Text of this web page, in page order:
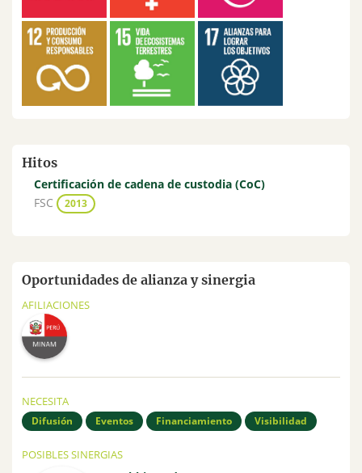
Hitos
Certificación de cadena de custodia (CoC)
FSC
2013
Oportunidades de alianza y sinergia
AFILIACIONES
NECESITA
Difusión Eventos Financiamiento Visibilidad
POSIBLES SINERGIAS